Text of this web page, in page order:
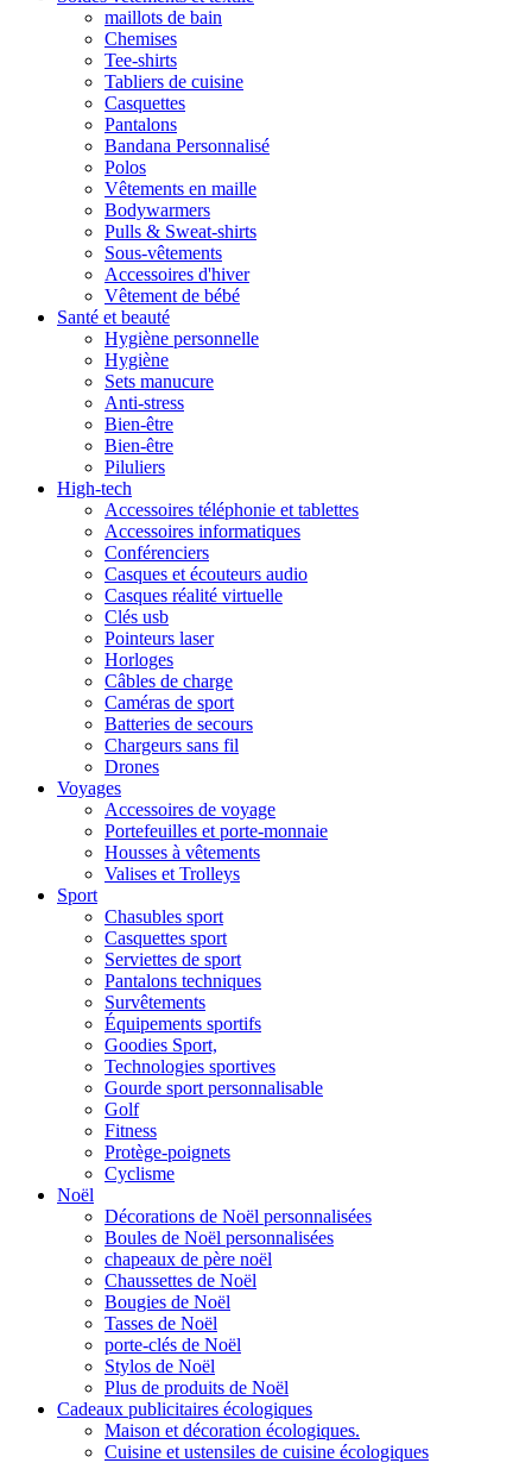
maillots de bain
Chemises
Tee-shirts
Tabliers de cuisine
Casquettes
Pantalons
Bandana Personnalisé
Polos
Vêtements en maille
Bodywarmers
Pulls & Sweat-shirts
Sous-vêtements
Accessoires d'hiver
Vêtement de bébé
Santé et beauté
Hygiène personnelle
Hygiène
Sets manucure
Anti-stress
Bien-être
Bien-être
Piluliers
High-tech
Accessoires téléphonie et tablettes
Accessoires informatiques
Conférenciers
Casques et écouteurs audio
Casques réalité virtuelle
Clés usb
Pointeurs laser
Horloges
Câbles de charge
Caméras de sport
Batteries de secours
Chargeurs sans fil
Drones
Voyages
Accessoires de voyage
Portefeuilles et porte-monnaie
Housses à vêtements
Valises et Trolleys
Sport
Chasubles sport
Casquettes sport
Serviettes de sport
Pantalons techniques
Survêtements
Équipements sportifs
Goodies Sport,
Technologies sportives
Gourde sport personnalisable
Golf
Fitness
Protège-poignets
Cyclisme
Noël
Décorations de Noël personnalisées
Boules de Noël personnalisées
chapeaux de père noël
Chaussettes de Noël
Bougies de Noël
Tasses de Noël
porte-clés de Noël
Stylos de Noël
Plus de produits de Noël
Cadeaux publicitaires écologiques
Maison et décoration écologiques.
Cuisine et ustensiles de cuisine écologiques